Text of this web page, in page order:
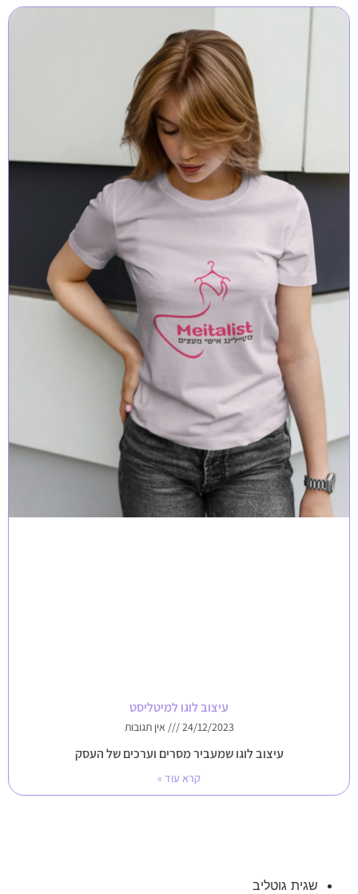
עיצוב לוגו למיטליסט
24/12/2023 אין תגובות
עיצוב לוגו שמעביר מסרים וערכים של העסק
קרא עוד »
שגית גוטליב